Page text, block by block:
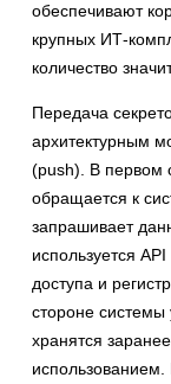
обеспечивают
крупных ИТ-
количество
Передача
архитектурным
(push). В первом
обращается к
запрашивает
используется
доступа и
стороне
хранятся